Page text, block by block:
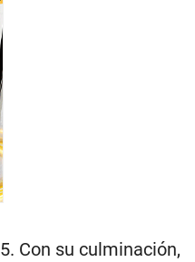
Con su culminación,